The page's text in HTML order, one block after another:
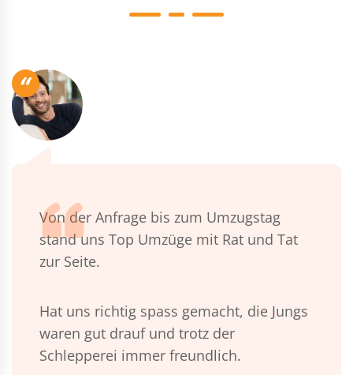
“
Von der Anfrage bis zum Umzugstag
stand uns Top Umzüge mit Rat und Tat
zur Seite.
Hat uns richtig spass gemacht, die Jungs
waren gut drauf und trotz der
Schlepperei immer freundlich.